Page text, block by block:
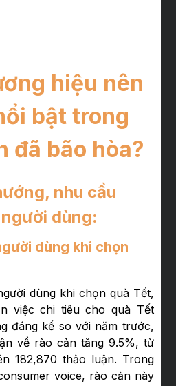
hiệu nên
bật trong
đã bão hòa?
nhu cầu
dùng:
dùng khi chọn
dùng khi chọn quà Tết,
việc chi tiêu cho quà Tết
đáng kể so với năm trước,
về rào cản tăng 9.5%, từ
182,870 thảo luận. Trong
voice, rào cản này